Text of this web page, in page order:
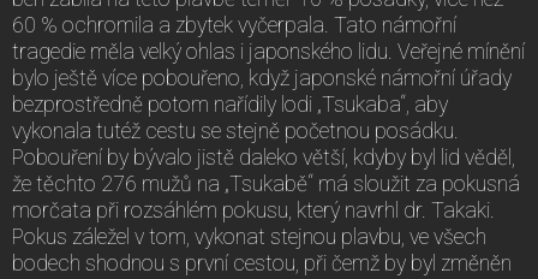
60 % ochromila a zbytek vyčerpala. Tato námořní
tragedie měla velký ohlas i japonského lidu. Veřejné mínění
bylo ještě více pobouřeno, když japonské námořní úřady
bezprostředně potom nařídily lodi „Tsukaba“, aby
vykonala tutéž cestu se stejně početnou posádku.
Pobouření by bývalo jistě daleko větší, kdyby byl lid věděl,
že těchto 276 mužů na „Tsukabě“ má sloužit za pokusná
morčata při rozsáhlém pokusu, který navrhl dr. Takaki.
Pokus záležel v tom, vykonat stejnou plavbu, ve všech
bodech shodnou s první cestou, při čemž by byl změněn